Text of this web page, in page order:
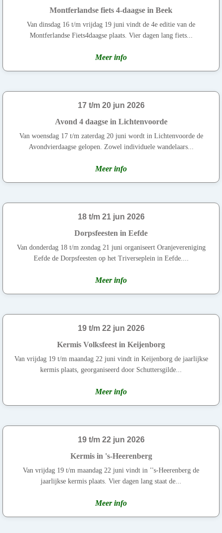
Montferlandse fiets 4-daagse in Beek
Van dinsdag 16 t/m vrijdag 19 juni vindt de 4e editie van de
Montferlandse Fiets4daagse plaats. Vier dagen lang fiets...
Meer info
17 t/m 20 jun 2026
Avond 4 daagse in Lichtenvoorde
Van woensdag 17 t/m zaterdag 20 juni wordt in Lichtenvoorde de
Avondvierdaagse gelopen. Zowel individuele wandelaars...
Meer info
18 t/m 21 jun 2026
Dorpsfeesten in Eefde
Van donderdag 18 t/m zondag 21 juni organiseert Oranjevereniging
Eefde de Dorpsfeesten op het Triverseplein in Eefde....
Meer info
19 t/m 22 jun 2026
Kermis Volksfeest in Keijenborg
Van vrijdag 19 t/m maandag 22 juni vindt in Keijenborg de jaarlijkse
kermis plaats, georganiseerd door Schuttersgilde...
Meer info
19 t/m 22 jun 2026
Kermis in 's-Heerenberg
Van vrijdag 19 t/m maandag 22 juni vindt in ’'s-Heerenberg de
jaarlijkse kermis plaats. Vier dagen lang staat de...
Meer info